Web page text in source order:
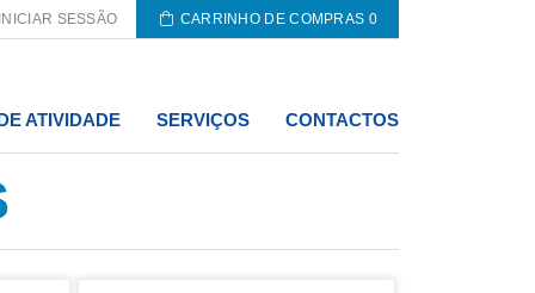
SESSÃO CARRINHO DE COMPRAS 0
ATIVIDADE SERVIÇOS CONTACTOS